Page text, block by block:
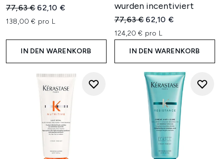
Unverbindliche Preisempfehlung:
77,63 € Aktueller Preis:
62,10 €
138,00 € pro L
IN DEN WARENKORB
wurden incentiviert
Unverbindliche
77,63 € Aktueller Preis:
62,10 €
124,20 € pro L
IN DEN WARENKORB